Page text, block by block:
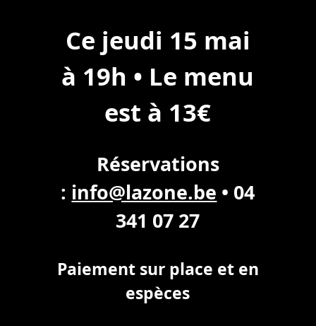
Ce jeudi 15 mai
à 19h • Le menu
est à 13€
Réservations
: info@lazone.be • 04
341 07 27
Paiement sur place et en
espèces